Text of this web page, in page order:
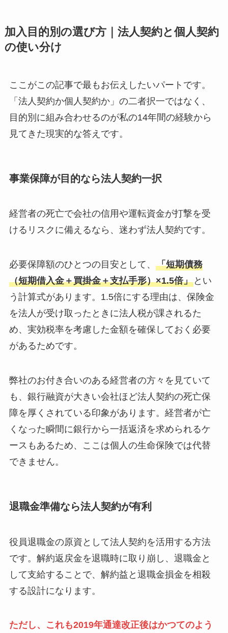
加入目的別の選び方｜法人契約と個人契約
の使い分け
ここがこの記事で最もお伝えしたいパートです。
「法人契約か個人契約か」の二者択一ではなく、
目的別に組み合わせるのが私の14年間の経験から
見てきた現実的な答えです。
事業保障が目的なら法人契約一択
経営者の死亡で会社の信用や運転資金が打撃を受
けるリスクに備えるなら、迷わず法人契約です。
必要保障額のひとつの目安として、 「短期債務
（短期借入金＋買掛金＋支払手形）×1.5倍」とい
う計算式があります。1.5倍にする理由は、保険金
を法人が受け取ったときに法人税が課されるた
め、実効税率を考慮した金額を確保しておく必要
があるためです。
弊社のお付き合いのある経営者の方々を見ていて
も、銀行融資が大きい会社ほど法人契約の死亡保
障を厚くされている印象があります。経営者が亡
くなった瞬間に銀行から一括返済を求められるケ
ースもあるため、ここは個人の生命保険では代替
できません。
退職金準備なら法人契約が有利
役員退職金の原資として法人契約を活用する方法
です。解約返戻金を退職時に取り崩し、退職金と
して支給することで、解約益と退職金損金を相殺
する設計になります。
ただし、これも2019年通達改正後はかつてのよう